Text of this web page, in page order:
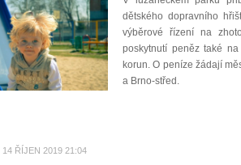
dětského dopravního
výběrové řízení na
poskytnutí peněz také
korun. O peníze žádají
a Brno-střed.
14 ŘÍJEN 2019 21:04